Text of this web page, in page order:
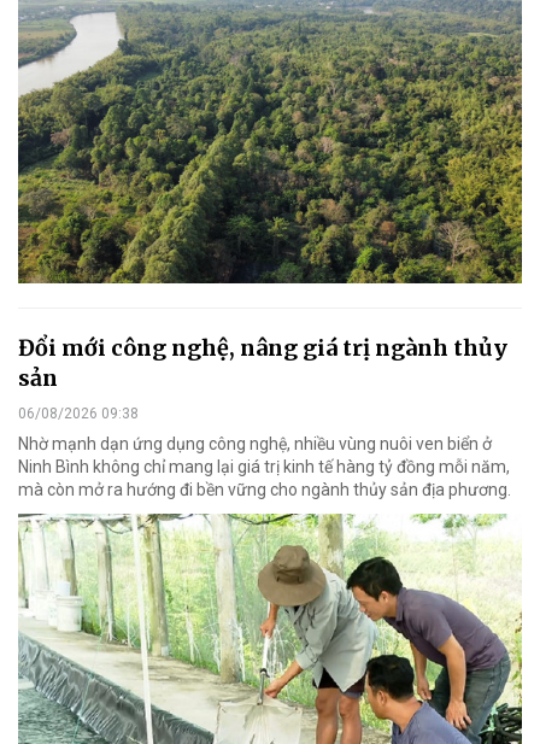
Đổi mới công nghệ, nâng giá trị ngành thủy
sản
06/08/2026 09:38
Nhờ mạnh dạn ứng dụng công nghệ, nhiều vùng nuôi ven biển ở
Ninh Bình không chỉ mang lại giá trị kinh tế hàng tỷ đồng mỗi năm,
mà còn mở ra hướng đi bền vững cho ngành thủy sản địa phương.